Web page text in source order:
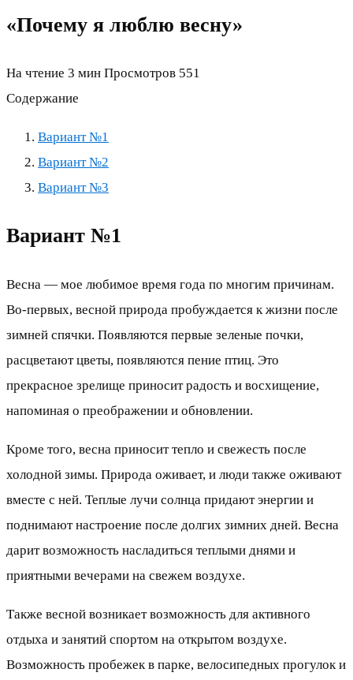
«Почему я люблю весну»
На чтение 3 мин Просмотров 551
Содержание
Вариант №1
Вариант №2
Вариант №3
Вариант №1
Весна — мое любимое время года по многим причинам.
Во-первых, весной природа пробуждается к жизни после
зимней спячки. Появляются первые зеленые почки,
расцветают цветы, появляются пение птиц. Это
прекрасное зрелище приносит радость и восхищение,
напоминая о преображении и обновлении.
Кроме того, весна приносит тепло и свежесть после
холодной зимы. Природа оживает, и люди также оживают
вместе с ней. Теплые лучи солнца придают энергии и
поднимают настроение после долгих зимних дней. Весна
дарит возможность насладиться теплыми днями и
приятными вечерами на свежем воздухе.
Также весной возникает возможность для активного
отдыха и занятий спортом на открытом воздухе.
Возможность пробежек в парке, велосипедных прогулок и